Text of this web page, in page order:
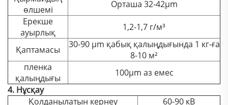
өлшемі
Орташа 32-42μm
Ерекше
ауырлық
1,2-1,7 г/м³
Қаптамасы
30-90 μm қабық қалыңдығында 1 кг-ға
8-10 м²
пленка
қалыңдығы
100μm аз емес
4. Нұсқау
Қолданылатын кернеу
60-90 кВ